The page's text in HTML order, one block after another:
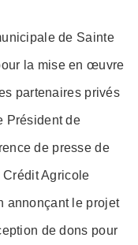
de Sainte
la mise en œuvre
partenaires privés
Président de
de presse de
Agricole
annonçant le projet
de dons pour